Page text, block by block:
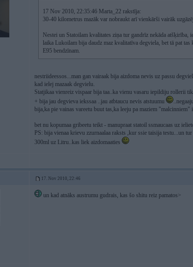
17 Nov 2010, 22:35:46 Marta_22 rakstīja:
30-40 kilometrus mazāk var nobraukt arī vienkārši vairāk
Nestei un Statoilam kvalitates ziņa tur gandrīz nekāda
laika Lukoilam bija daudz maz kvalitatīva degviela, bet tā pat
E95 bendzīnam.
nestriideessos...man gan vairaak bija aizdoma nevis uz passu
kad ielej mazaak degvielu.
Statjikaa vienreiz vispaar bija taa..ka vienu vasaru iepildiju rollerii
+ bija jau degvieva iekssaa ..jau atbtaucu nevis atstuumu
bija,ka pie vainas vareetu buut tas,ka leeju pa maziem
bet nu kopumaa gribeetu teikt - manupraat statoil ssmaucaas uz
PS: bija vienaa krievu zzurnaalaa raksts ,kur ssie taisija testu...un
300ml uz Litru..kas liek aizdomaaties
17. Nov 2010, 22:46
un kad atnāks austrumu gudrais, kas šo shitu reiz pamatos>